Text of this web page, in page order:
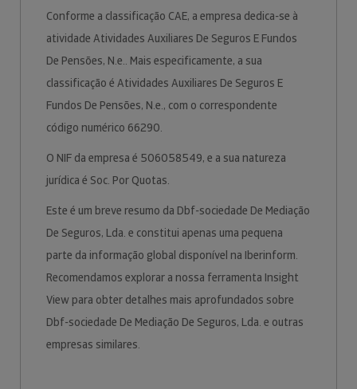
Conforme a classificação CAE, a empresa dedica-se à
atividade Atividades Auxiliares De Seguros E Fundos
De Pensões, N.e.. Mais especificamente, a sua
classificação é Atividades Auxiliares De Seguros E
Fundos De Pensões, N.e., com o correspondente
código numérico 66290.
O NIF da empresa é 506058549, e a sua natureza
jurídica é Soc. Por Quotas.
Este é um breve resumo da Dbf-sociedade De Mediação
De Seguros, Lda. e constitui apenas uma pequena
parte da informação global disponível na Iberinform.
Recomendamos explorar a nossa ferramenta Insight
View para obter detalhes mais aprofundados sobre
Dbf-sociedade De Mediação De Seguros, Lda. e outras
empresas similares.